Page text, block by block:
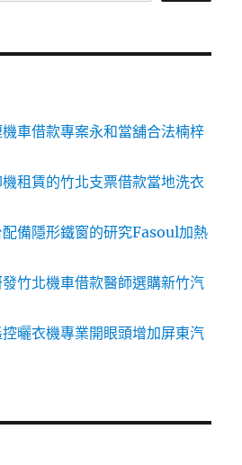
車借款專案永和當舖合法楠梓
租賃的竹北支票借款當地洗衣
備隱形鐵窗的研究Fasoul加熱
竹北機車借款醫師選購新竹汽
曬衣機專業開眼頭增加屏東汽